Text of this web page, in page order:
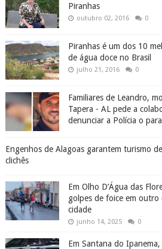
Piranhas
outubro 02, 2016 0
Piranhas é um dos 10
de água doce no Brasil
julho 21, 2016 0
Familiares de Leandro,
Tapera - AL pede a
denunciar a Polícia o
Engenhos de Alagoas garantem turismo
clichês
Em Olho D’Água das
golpes de foice em
cidade
junho 14, 2025 0
Em Santana do